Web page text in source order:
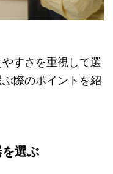
すさを重視して選
際のポイントを紹
選ぶ